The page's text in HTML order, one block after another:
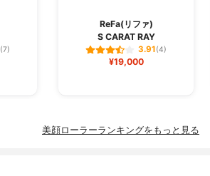
(7)
ReFa(リファ)
S CARAT RAY
3.91(4)
¥19,000
美顔ローラーランキングをもっと見る